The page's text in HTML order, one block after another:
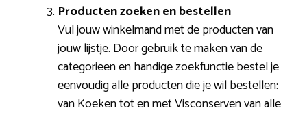
Producten zoeken en bestellen
Vul jouw winkelmand met de producten van
jouw lijstje. Door gebruik te maken van de
categorieën en handige zoekfunctie bestel je
eenvoudig alle producten die je wil bestellen:
van Koeken tot en met Visconserven van alle